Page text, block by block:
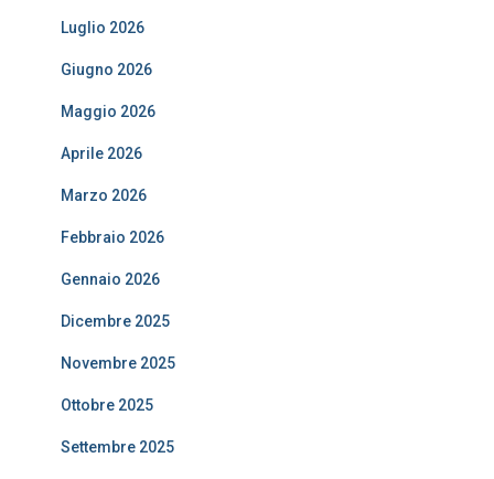
Luglio 2026
Giugno 2026
Maggio 2026
Aprile 2026
Marzo 2026
Febbraio 2026
Gennaio 2026
Dicembre 2025
Novembre 2025
Ottobre 2025
Settembre 2025